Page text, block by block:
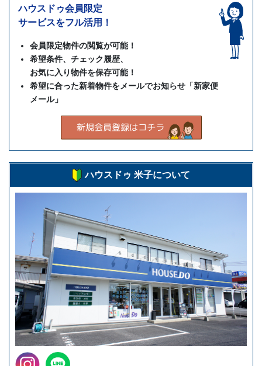
ハウスドゥ会員限定
サービスをフル活用！
会員限定物件の閲覧が可能！
希望条件、チェック履歴、
お気に入り物件を保存可能！
希望に合った新着物件をメールでお知らせ「新家便
メール」
ハウスドゥ 米子について